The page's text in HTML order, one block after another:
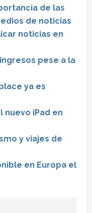
de las
de noticias
noticias en
pese a la
ya es
nuevo iPad en
y viajes de
en Europa el